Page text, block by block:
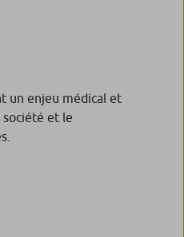
un enjeu médical et
société et le